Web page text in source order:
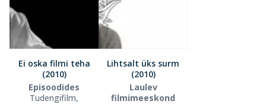
Ei oska filmi teha
(2010)
Episoodides
Tudengifilm,
Lihtsalt üks surm
(2010)
Laulev
filmimeeskond